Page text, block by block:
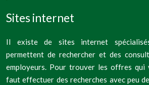
Sites internet
Il existe de sites internet
permettent de rechercher et des
employeurs. Pour trouver les offres qui
faut effectuer des recherches avec peu